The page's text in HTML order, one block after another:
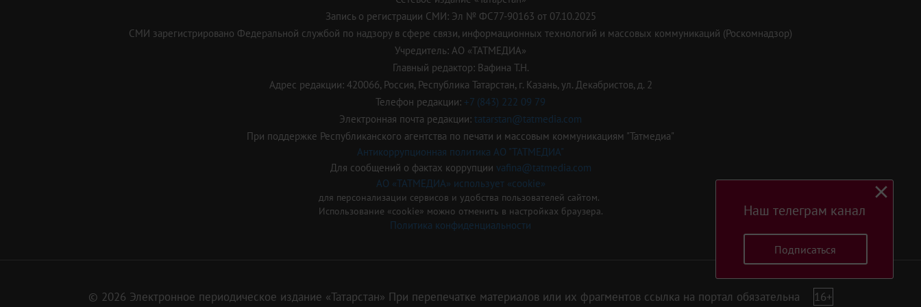
Запись о регистрации СМИ: Эл № ФС77-90163 от 07.10.2025
СМИ зарегистрировано Федеральной службой по надзору в сфере связи, информационных технологий и массовых коммуникаций (Роскомнадзор)
Учредитель: АО «ТАТМЕДИА»
Главный редактор: Вафина Т.Н.
Адрес редакции: 420066, Россия, Республика Татарстан, г. Казань, ул. Декабристов, д. 2
Телефон редакции: +7 (843) 222 09 79
Электронная почта редакции: tatarstan@tatmedia.com
При поддержке Республиканского агентства по печати и массовым коммуникациям "Татмедиа"
Антикоррупционная политика АО "ТАТМЕДИА"
Для сообщений о фактах коррупции vafina@tatmedia.com
АО «ТАТМЕДИА» использует «cookie»
для персонализации сервисов и удобства пользователей сайтом.
Использование «cookie» можно отменить в настройках браузера.
Политика конфиденциальности
© 2026 Электронное периодическое издание «Татарстан» При перепечатке материалов или их фрагментов ссылка на портал обязательна 16+
Наш телеграм канал
Подписаться